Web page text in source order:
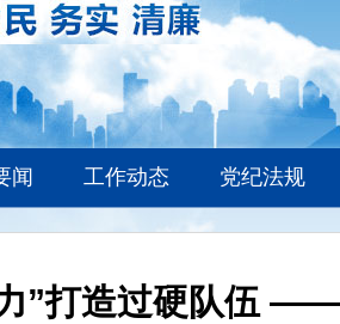
闻 工作动态 党纪法规
”打造过硬队伍